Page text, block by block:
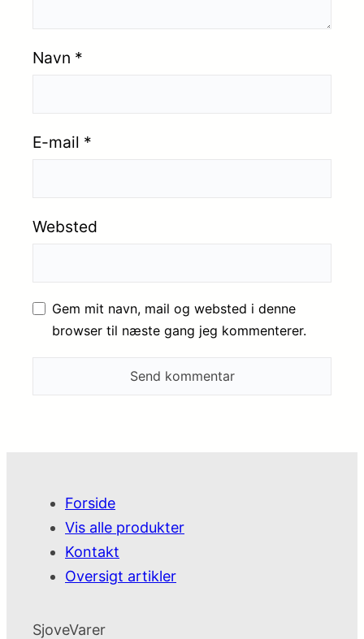
Navn *
E-mail *
Websted
Gem mit navn, mail og websted i denne
browser til næste gang jeg kommenterer.
Forside
Vis alle produkter
Kontakt
Oversigt artikler
SjoveVarer